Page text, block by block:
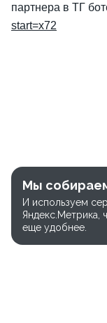
партнера в ТГ
start=x72
Мы
И используем
Яндекс.Метрика,
еще удобнее.